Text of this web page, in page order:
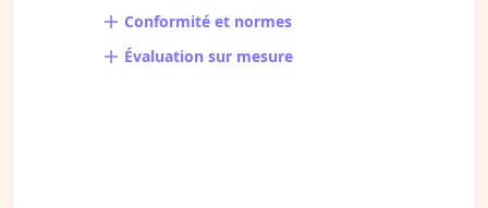
Conformité et normes
Évaluation sur mesure